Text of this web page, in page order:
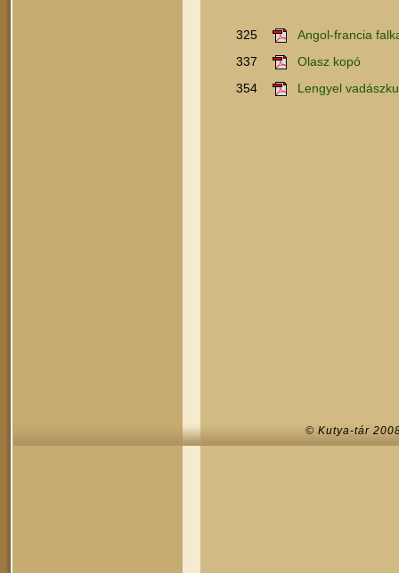
325
Angol-francia
337
Olasz kopó
354
Lengyel
© Kutya-tár